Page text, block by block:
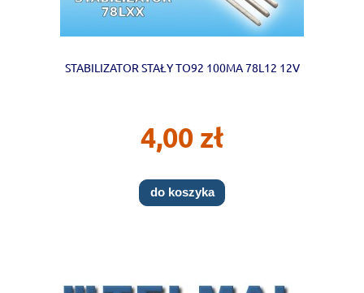
STABILIZATOR STAŁY TO92 100MA 78L12 12V
4,00 zł
do koszyka